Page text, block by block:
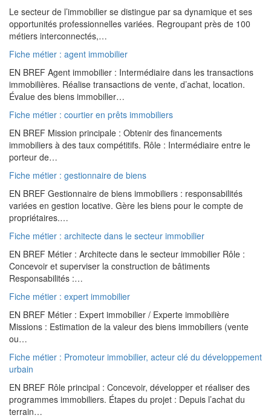
Le secteur de l’immobilier se distingue par sa dynamique et ses
opportunités professionnelles variées. Regroupant près de 100
métiers interconnectés,…
Fiche métier : agent immobilier
EN BREF Agent immobilier : Intermédiaire dans les transactions
immobilières. Réalise transactions de vente, d’achat, location.
Évalue des biens immobilier…
Fiche métier : courtier en prêts immobiliers
EN BREF Mission principale : Obtenir des financements
immobiliers à des taux compétitifs. Rôle : Intermédiaire entre le
porteur de…
Fiche métier : gestionnaire de biens
EN BREF Gestionnaire de biens immobiliers : responsabilités
variées en gestion locative. Gère les biens pour le compte de
propriétaires.…
Fiche métier : architecte dans le secteur immobilier
EN BREF Métier : Architecte dans le secteur immobilier Rôle :
Concevoir et superviser la construction de bâtiments
Responsabilités :…
Fiche métier : expert immobilier
EN BREF Métier : Expert immobilier / Experte immobilière
Missions : Estimation de la valeur des biens immobiliers (vente
ou…
Fiche métier : Promoteur immobilier, acteur clé du développement
urbain
EN BREF Rôle principal : Concevoir, développer et réaliser des
programmes immobiliers. Étapes du projet : Depuis l’achat du
terrain…